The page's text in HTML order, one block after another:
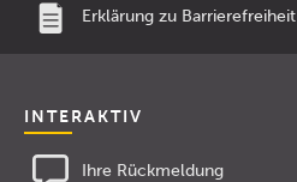
Erklärung zu Barrierefreiheit
INTERAKTIV
Ihre Rückmeldung